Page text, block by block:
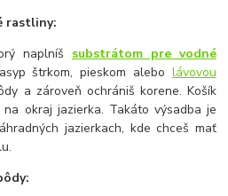
rastliny:
naplníš substrátom pre vodné
štrkom, pieskom alebo lávovou
a zároveň ochrániš korene. Košík
okraj jazierka. Takáto výsadba je
jazierkach, kde chceš mať